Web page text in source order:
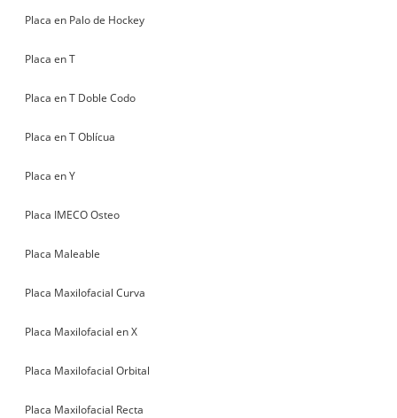
Placa en Palo de Hockey
Placa en T
Placa en T Doble Codo
Placa en T Oblícua
Placa en Y
Placa IMECO Osteo
Placa Maleable
Placa Maxilofacial Curva
Placa Maxilofacial en X
Placa Maxilofacial Orbital
Placa Maxilofacial Recta